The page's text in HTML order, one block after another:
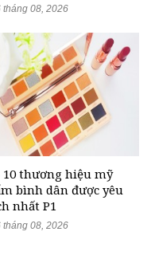
08, 2026
10 thương hiệu mỹ
bình dân được yêu
nhất P1
08, 2026